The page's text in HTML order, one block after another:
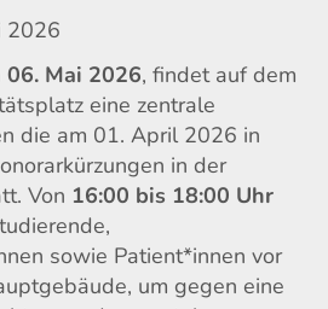
2026
Mai 2026, findet auf dem
eine zentrale
die am 01. April 2026 in
in der
Von 16:00 bis 18:00 Uhr
sowie Patient*innen vor
um gegen eine